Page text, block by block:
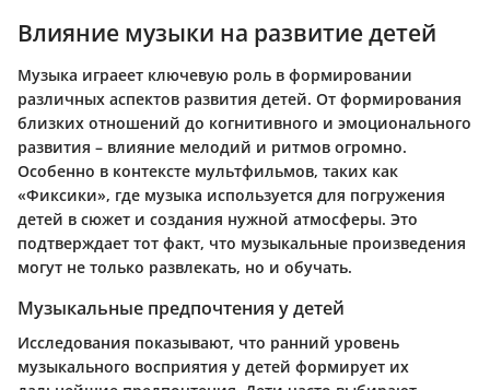
Влияние музыки на развитие детей
Музыка играеет ключевую роль в формировании
различных аспектов развития детей. От формирования
близких отношений до когнитивного и эмоционального
развития – влияние мелодий и ритмов огромно.
Особенно в контексте мультфильмов, таких как
«Фиксики», где музыка используется для погружения
детей в сюжет и создания нужной атмосферы. Это
подтверждает тот факт, что музыкальные произведения
могут не только развлекать, но и обучать.
Музыкальные предпочтения у детей
Исследования показывают, что ранний уровень
музыкального восприятия у детей формирует их